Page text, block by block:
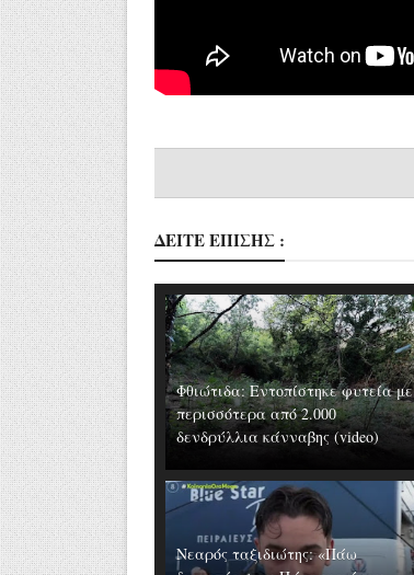
ΔΕΙΤΕ ΕΠΙΣΗΣ :
Φθιώτιδα: Εντοπίστηκε φυτεία με
περισσότερα από 2.000
δενδρύλλια κάνναβης (video)
Νεαρός ταξιδιώτης: «Πάω